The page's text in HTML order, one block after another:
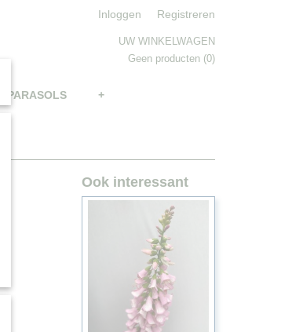
Inloggen Registreren
UW WINKELWAGEN
Geen producten (0)
PARASOLS +
Ook interessant